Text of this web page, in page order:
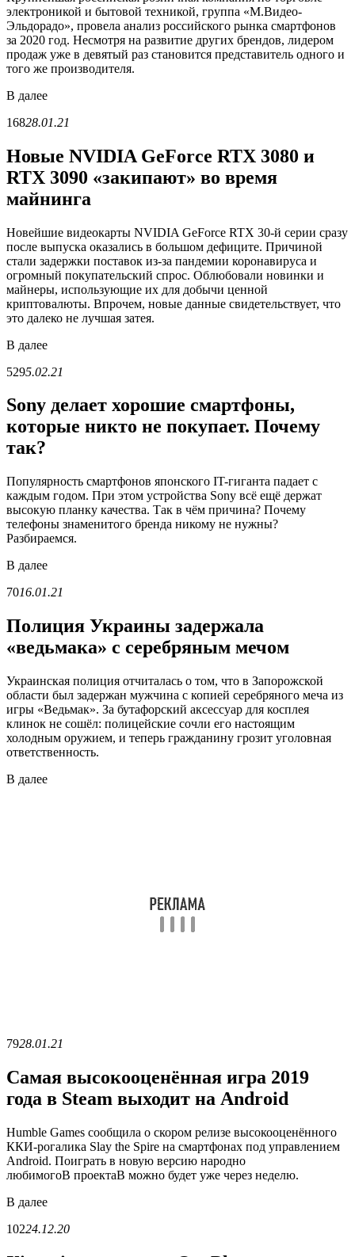
электроникой и бытовой техникой, группа «М.Видео-
Эльдорадо», провела анализ российского рынка смартфонов
за 2020 год. Несмотря на развитие других брендов, лидером
продаж уже в девятый раз становится представитель одного и
того же производителя.
В далее
16828.01.21
Новые NVIDIA GeForce RTX 3080 и
RTX 3090 «закипают» во время
майнинга
Новейшие видеокарты NVIDIA GeForce RTX 30-й серии сразу
после выпуска оказались в большом дефиците. Причиной
стали задержки поставок из-за пандемии коронавируса и
огромный покупательский спрос. Облюбовали новинки и
майнеры, использующие их для добычи ценной
криптовалюты. Впрочем, новые данные свидетельствует, что
это далеко не лучшая затея.
В далее
5295.02.21
Sony делает хорошие смартфоны,
которые никто не покупает. Почему
так?
Популярность смартфонов японского IT-гиганта падает с
каждым годом. При этом устройства Sony всё ещё держат
высокую планку качества. Так в чём причина? Почему
телефоны знаменитого бренда никому не нужны?
Разбираемся.
В далее
7016.01.21
Полиция Украины задержала
«ведьмака» с серебряным мечом
Украинская полиция отчиталась о том, что в Запорожской
области был задержан мужчина с копией серебряного меча из
игры «Ведьмак». За бутафорский аксессуар для косплея
клинок не сошёл: полицейские сочли его настоящим
холодным оружием, и теперь гражданину грозит уголовная
ответственность.
В далее
7928.01.21
Самая высокооценённая игра 2019
года в Steam выходит на Android
Humble Games сообщила о скором релизе высокооценённого
ККИ-рогалика Slay the Spire на смартфонах под управлением
Android. Поиграть в новую версию народно
любимогоВ проектаВ можно будет уже через неделю.
В далее
10224.12.20